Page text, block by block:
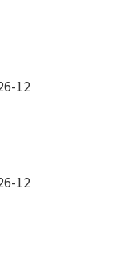
12
12